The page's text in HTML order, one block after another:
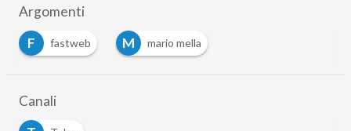
Argomenti
F
fastweb M mario mella
Canali